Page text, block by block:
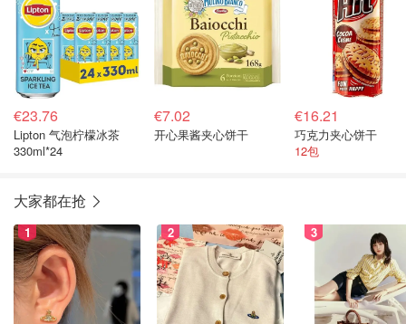
€23.76
Lipton 气泡柠檬冰茶
330ml*24
€7.02
开心果酱夹心饼干
€16.21
巧克力夹心饼干
12包
大家都在抢
1 2 3